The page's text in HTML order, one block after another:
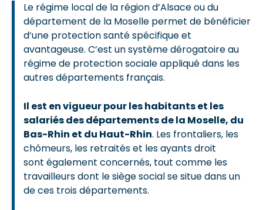
Le régime local de la région d’Alsace ou du
département de la Moselle permet de bénéficier
d’une protection santé spécifique et
avantageuse. C’est un système dérogatoire au
régime de protection sociale appliqué dans les
autres départements français.
Il est en vigueur pour les habitants et les
salariés des départements de la Moselle, du
Bas-Rhin et du Haut-Rhin. Les frontaliers, les
chômeurs, les retraités et les ayants droit
sont également concernés, tout comme les
travailleurs dont le siège social se situe dans un
de ces trois départements.